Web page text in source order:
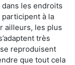
les endroits
à la
ailleurs, les plus
très
reproduisent
que tout cela